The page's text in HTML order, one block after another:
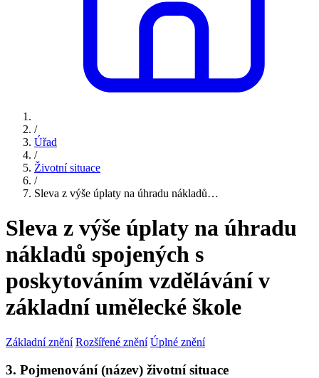
/
Úřad
/
Životní situace
/
Sleva z výše úplaty na úhradu nákladů…
Sleva z výše úplaty na úhradu
nákladů spojených s
poskytováním vzdělávání v
základní umělecké škole
Základní znění Rozšířené znění Úplné znění
3. Pojmenování (název) životní situace